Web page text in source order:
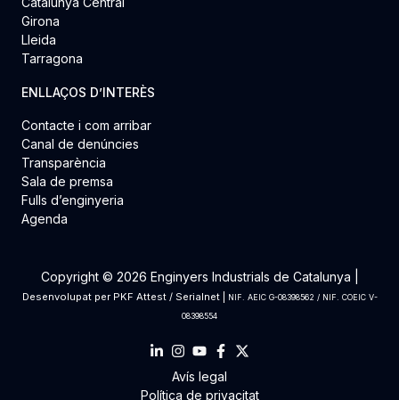
Girona
Lleida
Tarragona
ENLLAÇOS D’INTERÈS
Contacte i com arribar
Canal de denúncies
Transparència
Sala de premsa
Fulls d’enginyeria
Agenda
Copyright © 2026 Enginyers Industrials de Catalunya |
Desenvolupat per PKF Attest/ Serialnet|
NIF. AEIC G-08398562 / NIF. COEIC V-
08398554
Avís legal
Política de privacitat